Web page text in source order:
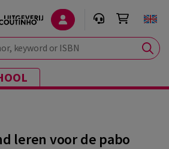
or ISBN
leren voor de pabo